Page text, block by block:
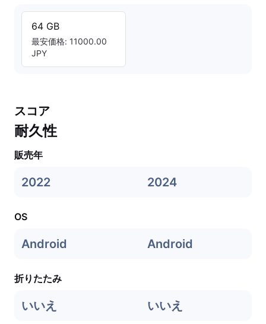
64 GB
最安価格: 11000.00
JPY
スコア
耐久性
販売年
2022 2024
OS
Android Android
折りたたみ
いいえ いいえ